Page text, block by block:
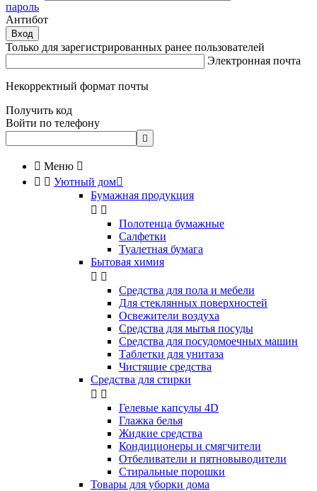
пароль
Антибот
Вход
Только для зарегистрированных ранее пользователей
Электронная почта
Некорректный формат почты
Получить код
Войти по телефону

 Меню 
  Уютный дом
Бумажная продукция
 
Полотенца бумажные
Салфетки
Туалетная бумага
Бытовая химия
 
Cредства для пола и мебели
Для стеклянных поверхностей
Освежители воздуха
Средства для мытья посуды
Средства для посудомоечных машин
Таблетки для унитаза
Чистящие средства
Средства для стирки
 
Гелевые капсулы 4D
Глажка белья
Жидкие средства
Кондиционеры и смягчители
Отбеливатели и пятновыводители
Стиральные порошки
Товары для уборки дома